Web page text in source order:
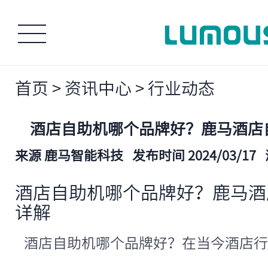
首页 > 资讯中心 > 行业动态
酒店自助机哪个品牌好？鹿马酒
来源 鹿马智能科技 发布时间 2024/03/17
酒店自助机哪个品牌好？鹿马
详解
酒店自助机哪个品牌好？在当今酒店